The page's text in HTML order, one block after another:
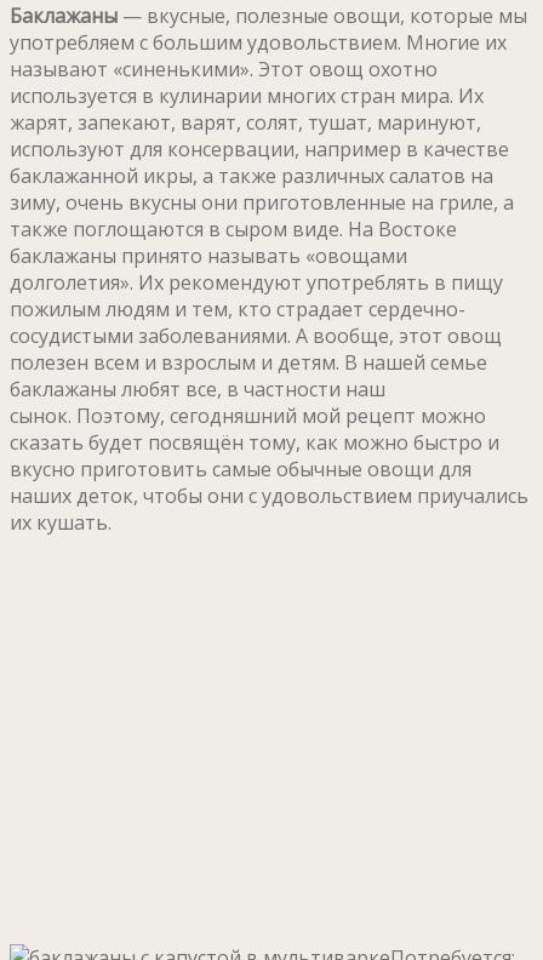
Баклажаны — вкусные, полезные овощи, которые мы
употребляем с большим удовольствием. Многие их
называют «синенькими». Этот овощ охотно
используется в кулинарии многих стран мира. Их
жарят, запекают, варят, солят, тушат, маринуют,
используют для консервации, например в качестве
баклажанной икры, а также различных салатов на
зиму, очень вкусны они приготовленные на гриле, а
также поглощаются в сыром виде. На Востоке
баклажаны принято называть «овощами
долголетия». Их рекомендуют употреблять в пищу
пожилым людям и тем, кто страдает сердечно-
сосудистыми заболеваниями. А вообще, этот овощ
полезен всем и взрослым и детям. В нашей семье
баклажаны любят все, в частности наш
сынок. Поэтому, сегодняшний мой рецепт можно
сказать будет посвящён тому, как можно быстро и
вкусно приготовить самые обычные овощи для
наших деток, чтобы они с удовольствием приучались
их кушать.